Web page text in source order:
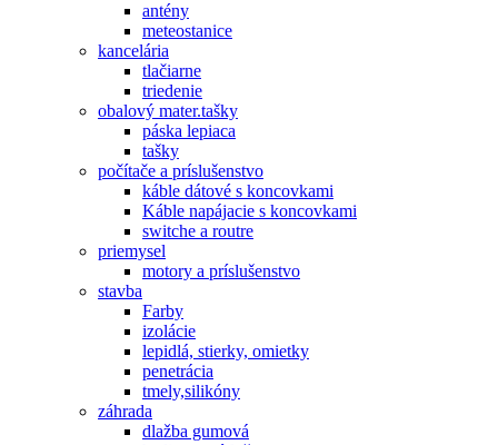
antény
meteostanice
kancelária
tlačiarne
triedenie
obalový mater.tašky
páska lepiaca
tašky
počítače a príslušenstvo
káble dátové s koncovkami
Káble napájacie s koncovkami
switche a routre
priemysel
motory a príslušenstvo
stavba
Farby
izolácie
lepidlá, stierky, omietky
penetrácia
tmely,silikóny
záhrada
dlažba gumová